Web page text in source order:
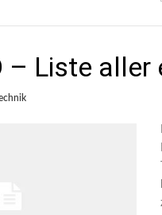
– Liste